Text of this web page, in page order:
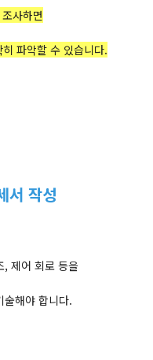
사하면
파악할 수 있습니다.
서 작성
, 제어 회로 등을
술해야 합니다.